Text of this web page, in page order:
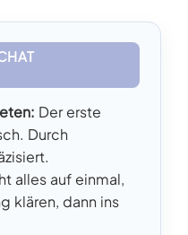
Der erste
Durch
alles auf einmal,
klären, dann ins